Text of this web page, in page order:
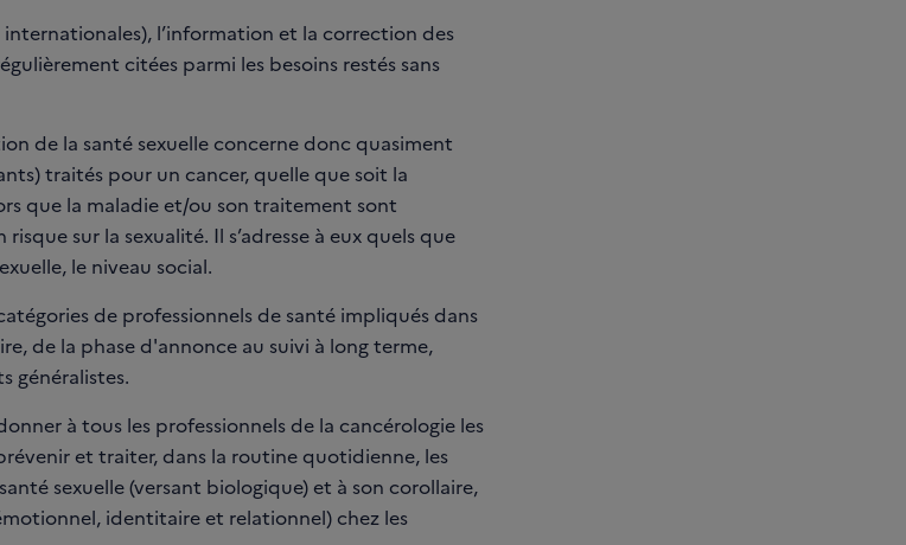
internationales), l’information et la correction des
citées parmi les besoins restés sans
de la santé sexuelle concerne donc quasiment
traités pour un cancer, quelle que soit la
que la maladie et/ou son traitement sont
sur la sexualité. Il s’adresse à eux quels que
le niveau social.
de professionnels de santé impliqués dans
de la phase d'annonce au suivi à long terme,
généralistes.
à tous les professionnels de la cancérologie les
et traiter, dans la routine quotidienne, les
sexuelle (versant biologique) et à son corollaire,
identitaire et relationnel) chez les